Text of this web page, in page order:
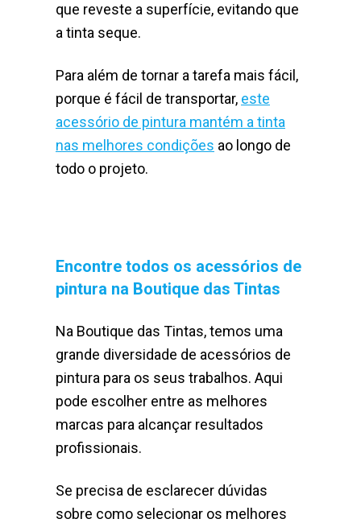
que reveste a superfície, evitando que
a tinta seque.
Para além de tornar a tarefa mais fácil,
porque é fácil de transportar, este
acessório de pintura mantém a tinta
nas melhores condições ao longo de
todo o projeto.
Encontre todos os acessórios de
pintura na Boutique das Tintas
Na Boutique das Tintas, temos uma
grande diversidade de acessórios de
pintura para os seus trabalhos. Aqui
pode escolher entre as melhores
marcas para alcançar resultados
profissionais.
Se precisa de esclarecer dúvidas
sobre como selecionar os melhores